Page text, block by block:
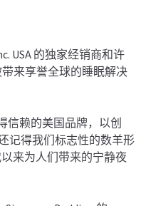
USA 的独家经销商和许
来享誉全球的睡眠解决
信赖的美国品牌，以创
记得我们标志性的数羊形
来为人们带来的宁静夜